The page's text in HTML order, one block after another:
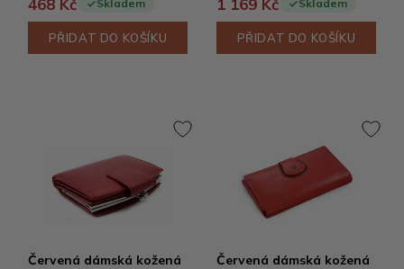
Skladem
PŘIDAT DO KOŠÍKU
Skladem
PŘIDAT DO KOŠÍKU
Červená dámská kožená
Červená dámská kožená